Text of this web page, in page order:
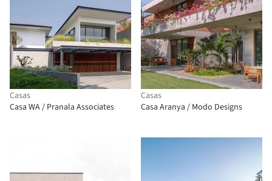
Casas
Casa WA / Pranala Associates
Casas
Casa Aranya / Modo Designs